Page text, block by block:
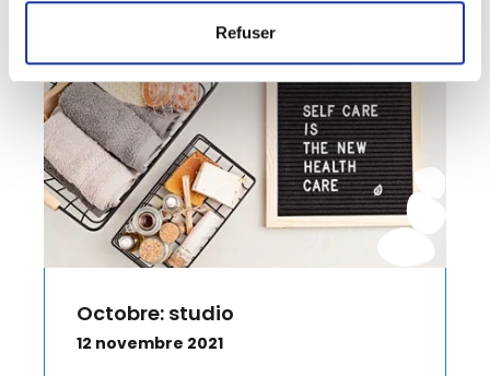
Refuser
Octobre: studio
12 novembre 2021